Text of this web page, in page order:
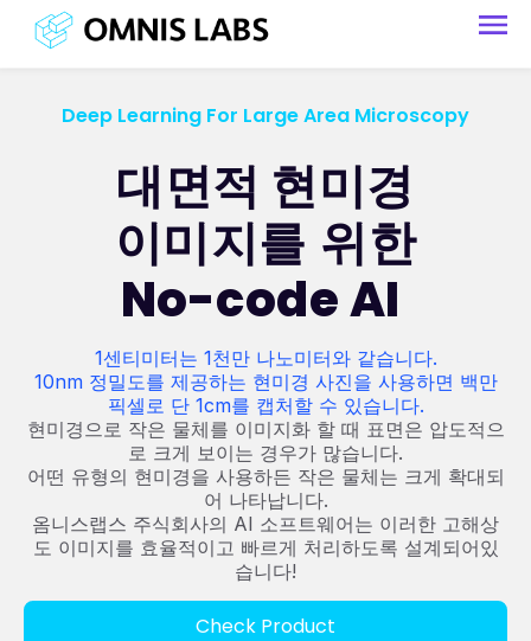
Deep Learning For Large Area Microscopy
대면적 현미경
이미지를 위한
No-code AI
1센티미터는 1천만 나노미터와 같습니다.
10nm 정밀도를 제공하는 현미경 사진을 사용하면 백만
픽셀로 단 1cm를 캡처할 수 있습니다.
현미경으로 작은 물체를 이미지화 할 때 표면은 압도적으
로 크게 보이는 경우가 많습니다.
어떤 유형의 현미경을 사용하든 작은 물체는 크게 확대되
어 나타납니다.
옴니스랩스 주식회사의 AI 소프트웨어는 이러한 고해상
도 이미지를 효율적이고 빠르게 처리하도록 설계되어있
습니다!
Check Product